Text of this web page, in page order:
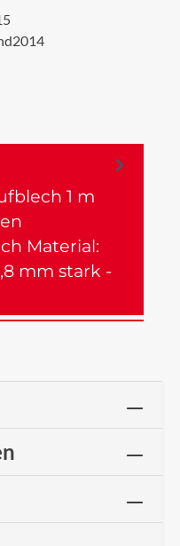
1 m
Material:
mm stark -